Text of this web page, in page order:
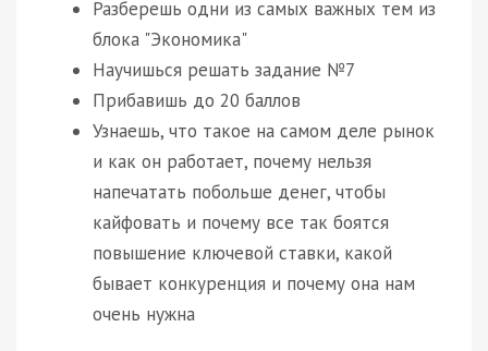
Разберешь одни из самых важных тем из
блока "Экономика"
Научишься решать задание №7
Прибавишь до 20 баллов
Узнаешь, что такое на самом деле рынок
и как он работает, почему нельзя
напечатать побольше денег, чтобы
кайфовать и почему все так боятся
повышение ключевой ставки, какой
бывает конкуренция и почему она нам
очень нужна